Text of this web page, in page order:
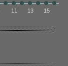
11 13 15